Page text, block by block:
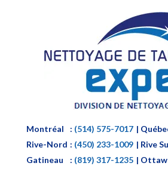
Montréal : (514) 575-7017 |
Rive-Nord : (450) 233-1009 | Rive
Gatineau
: (819) 317-1235 |